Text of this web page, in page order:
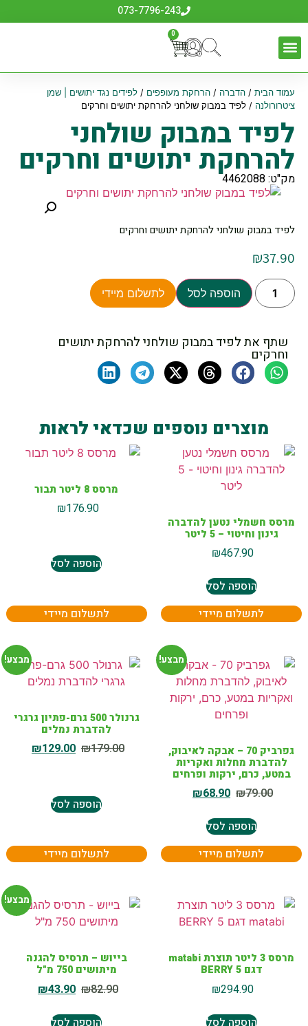
073-7796-243
0
עמוד הבית/ הדברה / הרחקת מעופפים / לפידים נגד יתושים | שמן
ציטרורולנה / לפיד במבוק שולחני להרחקת יתושים וחרקים
לפיד במבוק שולחני
להרחקת יתושים וחרקים
מק"ט: 4462088
לפיד במבוק שולחני להרחקת יתושים וחרקים
₪37.90
הוספה לסל לתשלום מיידי
שתף את לפיד במבוק שולחני להרחקת יתושים
וחרקים
מוצרים נוספים שכדאי לראות
מרסס חשמלי נטען להדברה
גינון וחיטוי – 5 ליטר
₪467.90
הוספה לסל
לתשלום מיידי
מרסס 8 ליטר תבור
₪176.90
הוספה לסל
לתשלום מיידי
מבצע!
גפרביק 70 – אבקה לאיבוק,
להדברת מחלות ואקריות
במטע, כרם, ירקות ופרחים
₪79.00
₪68.90
הוספה לסל
לתשלום מיידי
מבצע!
גרנולר 500 גרם-פתיון גרגרי
להדברת נמלים
₪179.00
₪129.00
הוספה לסל
לתשלום מיידי
מרסס 3 ליטר תוצרת matabi
דגם BERRY 5
₪294.90
הוספה לסל
מבצע!
בייוש – תרסיס להגנה
מיתושים 750 מ"ל
₪82.90
₪43.90
הוספה לסל